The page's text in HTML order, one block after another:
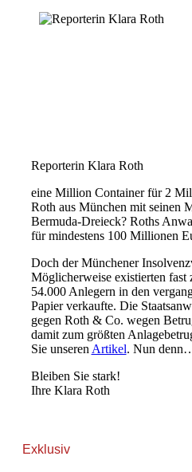
Reporterin Klara Roth
eine Million Container für 2
Roth aus München mit seinen
Bermuda-Dreieck? Roths
für mindestens 100 Millionen
Doch der Münchener
Möglicherweise existierten
54.000 Anlegern in den
Papier verkaufte. Die
gegen Roth & Co. wegen
damit zum größten
Sie unseren Artikel. Nun
Bleiben Sie stark!
Ihre Klara Roth
Exklusiv